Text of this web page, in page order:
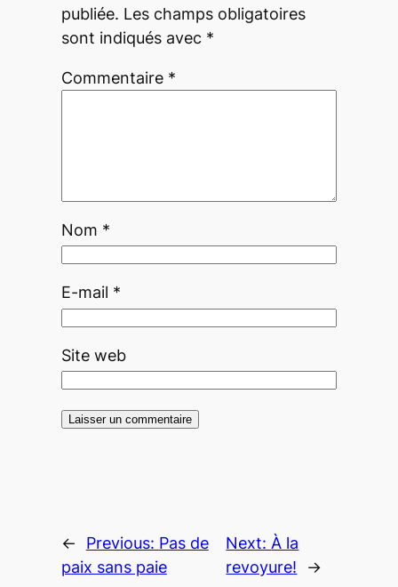
publiée. Les champs obligatoires
sont indiqués avec *
Commentaire *
Nom *
E-mail *
Site web
← Previous: Pas de
paix sans paie
Next: À la
revoyure!
→